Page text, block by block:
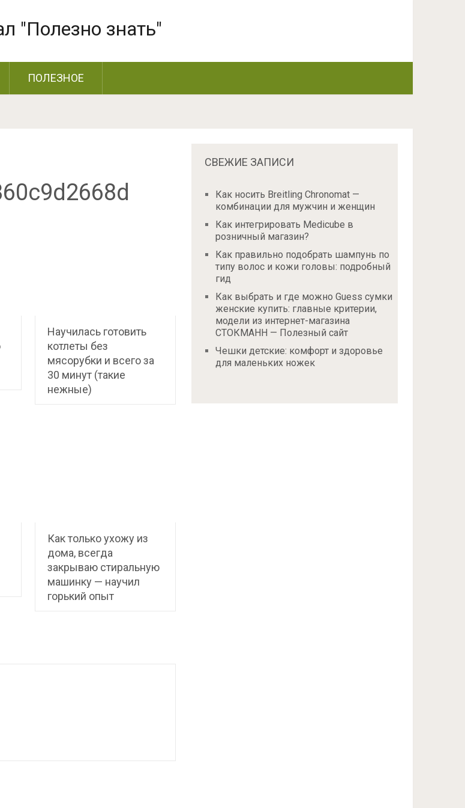
"Полезно знать"
ПОЛЕЗНОЕ
Научилась готовить
котлеты без
мясорубки и всего за
30 минут (такие
нежные)
Как только ухожу из
дома, всегда
закрываю стиральную
машинку — научил
горький опыт
СВЕЖИЕ ЗАПИСИ
Как носить Breitling Chronomat —
комбинации для мужчин и женщин
Как интегрировать Medicube в
розничный магазин?
Как правильно подобрать шампунь по
типу волос и кожи головы: подробный
гид
Как выбрать и где можно Guess сумки
женские купить: главные критерии,
модели из интернет-магазина
СТОКМАНН — Полезный сайт
Чешки детские: комфорт и здоровье
для маленьких ножек